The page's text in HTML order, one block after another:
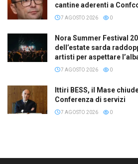
cantine aderenti a
7 AGOSTO 2026 0
Nora Summer Festival
dell’estate sarda
artisti per aspettare
7 AGOSTO 2026 0
Ittiri BESS, il Mase
Conferenza di servizi
7 AGOSTO 2026 0